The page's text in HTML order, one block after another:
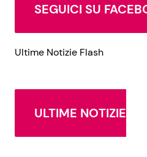
SEGUICI SU
Ultime Notizie Flash
ULTIME NOTIZIE